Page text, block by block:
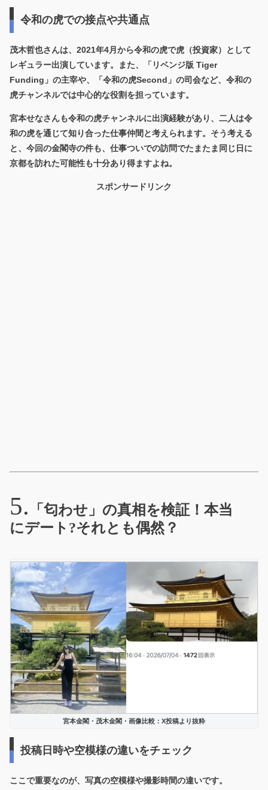
令和の虎での接点や共通点
茂木哲也さんは、2021年4月から令和の虎で虎（投資家）として
レギュラー出演しています。また、「リベンジ版 Tiger
Funding」の主宰や、「令和の虎Second」の司会など、令和の
虎チャンネルでは中心的な役割を担っています。
宮本せなさんも令和の虎チャンネルに出演経験があり、 二人は令
和の虎を通じて知り合った仕事仲間 と考えられます。そう考える
と、今回の金閣寺の件も、仕事ついでの訪問でたまたま同じ日に
京都を訪れた可能性も十分あり得ますよね。
スポンサードリンク
「匂わせ」の真相を検証！本当
にデート?それとも偶然？
宮本金閣・茂木金閣・画像比較：X投稿より抜粋
投稿日時や空模様の違いをチェック
ここで重要なのが、 写真の空模様や撮影時間の違いです。